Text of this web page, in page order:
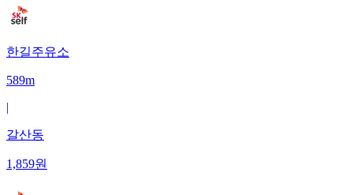
한길주유소
589m
|
갈산동
1,859원